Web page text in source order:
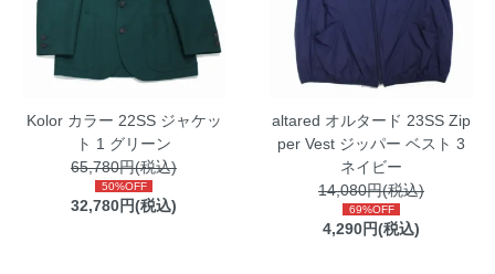
Kolor カラー 22SS ジャケッ
ト 1 グリーン
65,780円(税込)
50%OFF
32,780円(税込)
altared オルタード 23SS Zip
per Vest ジッパー ベスト 3
ネイビー
14,080円(税込)
69%OFF
4,290円(税込)